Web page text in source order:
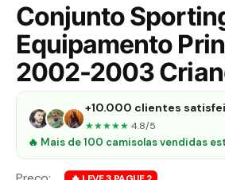
Conjunto
Equipamento
2002-2003
+10.000 clientes
★★★★★ 4.8/5
🔥 Mais de 100 camisolas vendidas